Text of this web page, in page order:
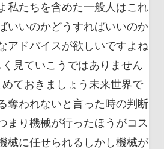
私たちを含めた一般人はこれ
いいのかどうすればいいのか
アドバイスが欲しいですよね
見ていこうではありません
ておきましょう未来世界で
奪われないと言った時の判断
まり機械が行ったほうがコス
械に任せられるしかし機械が